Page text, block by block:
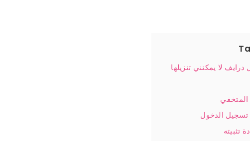
لا يمكنني تنزيلها